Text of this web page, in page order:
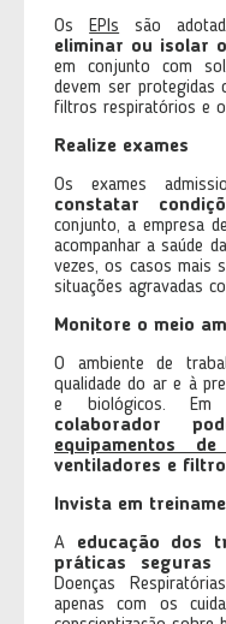
Os
EPIs são
eliminar ou isolar
em conjunto com
devem ser protegidas
filtros respiratórios e
Realize exames
Os exames
constatar
conjunto, a empresa
acompanhar a saúde
vezes, os casos mais
situações agravadas
Monitore o meio
O ambiente de
qualidade do ar e à
e biológicos. Em
colaborador
equipamentos
ventiladores e
Invista em
A educação dos
práticas seguras
Doenças
apenas com os